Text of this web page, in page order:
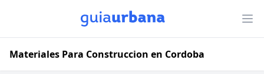
Materiales Para Construccion en Cordoba